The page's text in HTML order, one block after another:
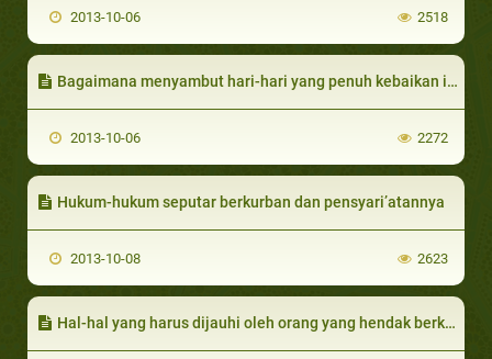
2013-10-06 2518
Bagaimana menyambut hari-hari yang penuh kebaikan ini?
2013-10-06 2272
Hukum-hukum seputar berkurban dan pensyari’atannya
2013-10-08 2623
Hal-hal yang harus dijauhi oleh orang yang hendak berkurban